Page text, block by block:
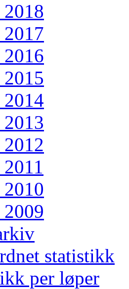
statistikk
per løper